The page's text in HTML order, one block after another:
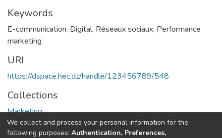
Keywords
E-communication, Digital, Réseaux sociaux, Performance
marketing
URI
https://dspace.hec.dz/handle/123456789/548
Collections
Marketing
Full item page
We collect and process your personal information for the
following purposes: Authentication, Preferences,